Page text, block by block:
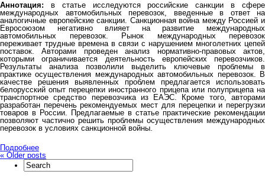
Аннотация: в статье исследуются российские санкции в сфере
международных автомобильных перевозок, введенные в ответ на
аналогичные европейские санкции. Санкционная война между Россией и
Евросоюзом негативно влияет на развитие международных
автомобильных перевозок. Рынок международных перевозок
переживает трудные времена в связи с нарушением многолетних цепей
поставок. Авторами проведен анализ нормативно-правовых актов,
которыми ограничивается деятельность европейских перевозчиков.
Результаты анализа позволили выделить ключевые проблемы в
практике осуществления международных автомобильных перевозок. В
качестве решения выявленных проблем предлагается использовать
белорусский опыт перецепки иностранного прицепа или полуприцепа на
транспортное средство перевозчика из ЕАЭС. Кроме того, авторами
разработан перечень рекомендуемых мест для перецепки и перегрузки
товаров в России. Предлагаемые в статье практические рекомендации
позволяют частично решить проблемы осуществления международных
перевозок в условиях санкционной войны.
Подробнее
« Older posts